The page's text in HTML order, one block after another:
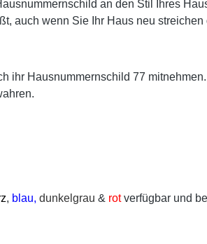
an den Stil Ihres
auch wenn Sie Ihr Haus neu
ihr Hausnummernschild 77
, blau, dunkelgrau & rotverfügbar und